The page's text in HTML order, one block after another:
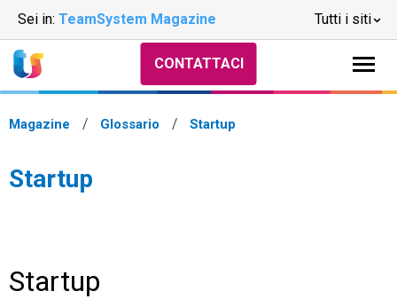
Sei in: TeamSystem Magazine Tutti i siti
CONTATTACI
Magazine Glossario Startup
Startup
Startup